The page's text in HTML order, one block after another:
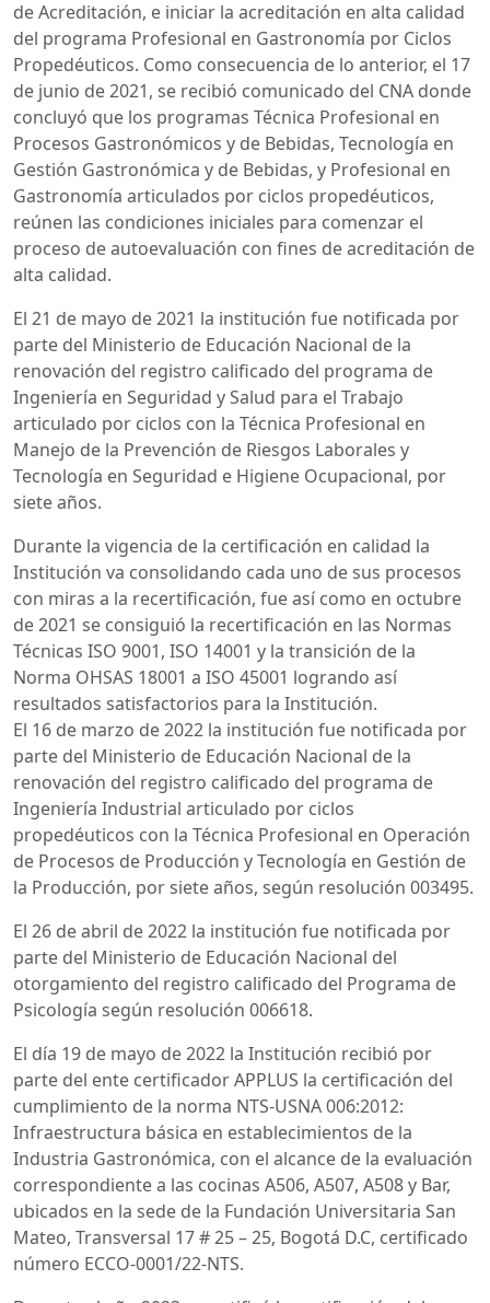
de Acreditación, e iniciar la acreditación en alta calidad
del programa Profesional en Gastronomía por Ciclos
Propedéuticos. Como consecuencia de lo anterior, el 17
de junio de 2021, se recibió comunicado del CNA donde
concluyó que los programas Técnica Profesional en
Procesos Gastronómicos y de Bebidas, Tecnología en
Gestión Gastronómica y de Bebidas, y Profesional en
Gastronomía articulados por ciclos propedéuticos,
reúnen las condiciones iniciales para comenzar el
proceso de autoevaluación con fines de acreditación de
alta calidad.
El 21 de mayo de 2021 la institución fue notificada por
parte del Ministerio de Educación Nacional de la
renovación del registro calificado del programa de
Ingeniería en Seguridad y Salud para el Trabajo
articulado por ciclos con la Técnica Profesional en
Manejo de la Prevención de Riesgos Laborales y
Tecnología en Seguridad e Higiene Ocupacional, por
siete años.
Durante la vigencia de la certificación en calidad la
Institución va consolidando cada uno de sus procesos
con miras a la recertificación, fue así como en octubre
de 2021 se consiguió la recertificación en las Normas
Técnicas ISO 9001, ISO 14001 y la transición de la
Norma OHSAS 18001 a ISO 45001 logrando así
resultados satisfactorios para la Institución.
El 16 de marzo de 2022 la institución fue notificada por
parte del Ministerio de Educación Nacional de la
renovación del registro calificado del programa de
Ingeniería Industrial articulado por ciclos
propedéuticos con la Técnica Profesional en Operación
de Procesos de Producción y Tecnología en Gestión de
la Producción, por siete años, según resolución 003495.
El 26 de abril de 2022 la institución fue notificada por
parte del Ministerio de Educación Nacional del
otorgamiento del registro calificado del Programa de
Psicología según resolución 006618.
El día 19 de mayo de 2022 la Institución recibió por
parte del ente certificador APPLUS la certificación del
cumplimiento de la norma NTS-USNA 006:2012:
Infraestructura básica en establecimientos de la
Industria Gastronómica, con el alcance de la evaluación
correspondiente a las cocinas A506, A507, A508 y Bar,
ubicados en la sede de la Fundación Universitaria San
Mateo, Transversal 17 # 25 – 25, Bogotá D.C, certificado
número ECCO-0001/22-NTS.